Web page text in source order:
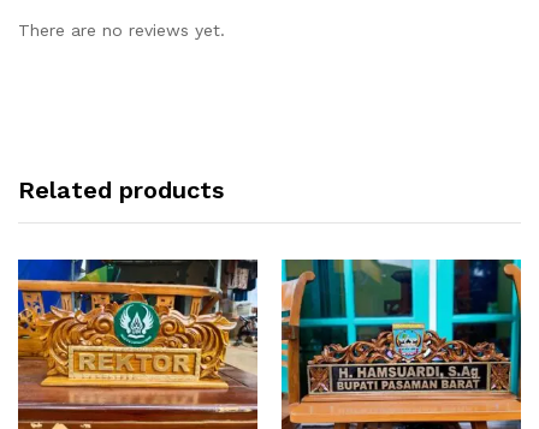
There are no reviews yet.
Related products